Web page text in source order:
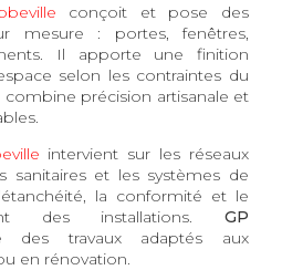
conçoit et pose des
mesure : portes, fenêtres,
Il apporte une finition
selon les contraintes du
combine précision artisanale et
intervient sur les réseaux
sanitaires et les systèmes de
la conformité et le
des installations. GP
des travaux adaptés aux
en rénovation.